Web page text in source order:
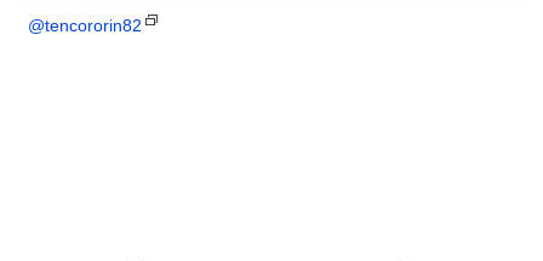
@tencororin82